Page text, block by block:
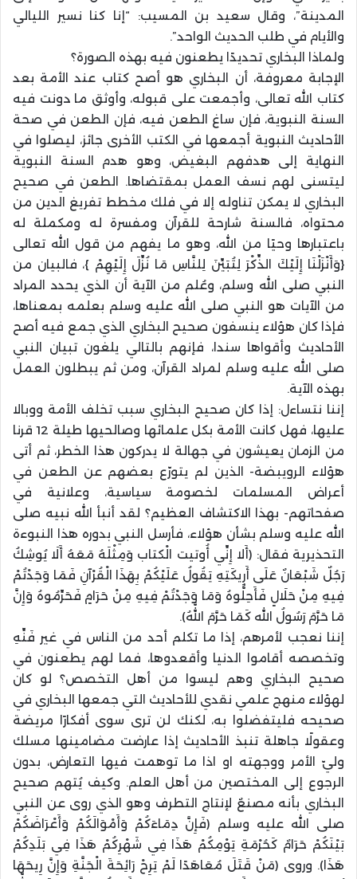
المدينة”، وقال سعيد بن المسيب: “إنا كنا نسير الليالي
والأيام في طلب الحديث الواحد”.
ولماذا البخاري تحديدًا يطعنون فيه بهذه الصورة؟
الإجابة معروفة، أن البخاري هو أصح كتاب عند الأمة بعد
كتاب الله تعالى، وأجمعت على قبوله، وأوثق ما دونت فيه
السنة النبوية، فإن ساغ الطعن فيه، فإن الطعن في صحة
الأحاديث النبوية أجمعها في الكتب الأخرى جائز، ليصلوا في
النهاية إلى هدفهم البغيض، وهو هدم السنة النبوية
ليتسنى لهم نسف العمل بمقتضاها. الطعن في صحيح
البخاري لا يمكن تناوله إلا في فلك مخطط تفريغ الدين من
محتواه، فالسنة شارحة للقرآن ومفسرة له ومكملة له
باعتبارها وحيًا من الله، وهو ما يفهم من قول الله تعالى
{وَأَنْزَلْنَا إِلَيْكَ الذِّكْرَ لِتُبَيِّنَ لِلنَّاسِ مَا نُزِّلَ إِلَيْهِمْ }، فالبيان من
النبي صلى الله وسلم، وعُلم من الآية أن الذي يحدد المراد
من الآيات هو النبي صلى الله عليه وسلم بعلمه بمعناها،
فإذا كان هؤلاء ينسفون صحيح البخاري الذي جمع فيه أصح
الأحاديث وأقواها سندا، فإنهم بالتالي يلغون تبيان النبي
صلى الله عليه وسلم لمراد القرآن، ومن ثم يبطلون العمل
بهذه الآية.
إننا نتساءل: إذا كان صحيح البخاري سبب تخلف الأمة ووبالا
عليها، فهل كانت الأمة بكل علمائها وصالحيها طيلة 12 قرنا
من الزمان يعيشون في جهالة لا يدركون هذا الخطر، ثم أتى
هؤلاء الرويبضة- الذين لم يتورّع بعضهم عن الطعن في
أعراض المسلمات لخصومة سياسية، وعلانية في
صفحاتهم- بهذا الاكتشاف العظيم؟ لقد أنبأ الله نبيه صلى
الله عليه وسلم بشأن هؤلاء، فأرسل النبي بدوره هذا النبوءة
التحذيرية فقال: (أَلا إِنِّي أُوتيت الْكتاب وَمِثْلَهُ مَعَهُ أَلَا يُوشِكُ
رَجُلٌ شَبْعَانٌ عَلَى أَرِيكَتِهِ يَقُولُ عَلَيْكُمْ بِهَذَا الْقُرْآنِ فَمَا وَجَدْتُمْ
فِيهِ مِنْ حَلَالٍ فَأَحِلُّوهُ وَمَا وَجَدْتُمْ فِيهِ مِنْ حَرَامٍ فَحَرِّمُوهُ وَإِنَّ
مَا حَرَّمَ رَسُولُ الله كَمَا حَرَّمَ اللَّهُ).
إننا نعجب لأمرهم، إذا ما تكلم أحد من الناس في غير فَنِّهِ
وتخصصه أقاموا الدنيا وأقعدوها، فما لهم يطعنون في
صحيح البخاري وهم ليسوا من أهل التخصص؟ لو كان
لهؤلاء منهج علمي نقدي للأحاديث التي جمعها البخاري في
صحيحه فليتفضلوا به، لكنك لن ترى سوى أفكارًا مريضة
وعقولًا جاهلة تنبذ الأحاديث إذا عارضت مضامينها مسلك
وليّ الأمر ووجهته او اذا ما توهمت فيها التعارض، بدون
الرجوع إلى المختصين من أهل العلم. وكيف يُتهم صحيح
البخاري بأنه مصنعٌ لإنتاج التطرف وهو الذي روى عن النبي
صلى الله عليه وسلم (فَإِنَّ دِمَاءَكُمْ وَأَمْوَالَكُمْ وَأَعْرَاضَكُمْ
بَيْنَكُمْ حَرَامٌ كَحُرْمَةِ يَوْمِكُمْ هَذَا فِي شَهْرِكُمْ هَذَا فِي بَلَدِكُمْ
هَذَا). وروى (مَنْ قَتَلَ مُعَاهَدًا لَمْ يَرِحْ رَائِحَةَ الْجَنَّةِ وَإِنَّ رِيحَهَا